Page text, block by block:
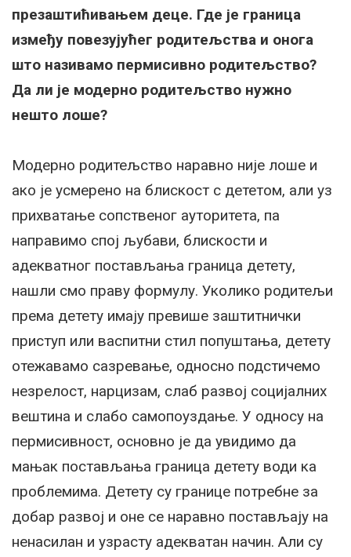
презаштићивањем деце. Где је граница
између повезујућег родитељства и онога
што називамо пермисивно родитељство?
Да ли је модерно родитељство нужно
нешто лоше?
Модерно родитељство наравно није лоше и
ако је усмерено на блискост с дететом, али уз
прихватање сопственог ауторитета, па
направимо спој љубави, блискости и
адекватног постављања граница детету,
нашли смо праву формулу. Уколико родитељи
према детету имају превише заштитнички
приступ или васпитни стил попуштања, детету
отежавамо сазревање, односно подстичемо
незрелост, нарцизам, слаб развој социјалних
вештина и слабо самопоуздање. У односу на
пермисивност, основно је да увидимо да
мањак постављања граница детету води ка
проблемима. Детету су границе потребне за
добар развој и оне се наравно постављају на
ненасилан и узрасту адекватан начин. Али су